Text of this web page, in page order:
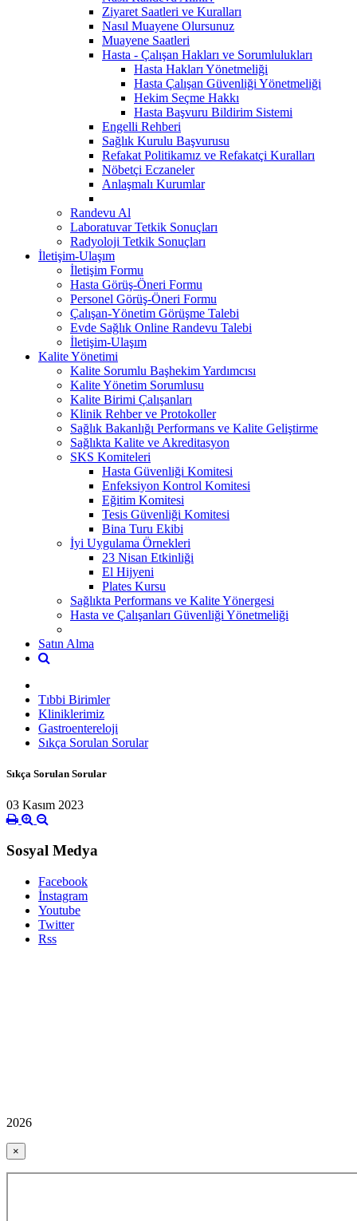
Ziyaret Saatleri ve Kuralları
Nasıl Muayene Olursunuz
Muayene Saatleri
Hasta - Çalışan Hakları ve Sorumlulukları
Hasta Hakları Yönetmeliği
Hasta Çalışan Güvenliği Yönetmeliği
Hekim Seçme Hakkı
Hasta Başvuru Bildirim Sistemi
Engelli Rehberi
Sağlık Kurulu Başvurusu
Refakat Politikamız ve Refakatçi Kuralları
Nöbetçi Eczaneler
Anlaşmalı Kurumlar
Randevu Al
Laboratuvar Tetkik Sonuçları
Radyoloji Tetkik Sonuçları
İletişim-Ulaşım
İletişim Formu
Hasta Görüş-Öneri Formu
Personel Görüş-Öneri Formu
Çalışan-Yönetim Görüşme Talebi
Evde Sağlık Online Randevu Talebi
İletişim-Ulaşım
Kalite Yönetimi
Kalite Sorumlu Başhekim Yardımcısı
Kalite Yönetim Sorumlusu
Kalite Birimi Çalışanları
Klinik Rehber ve Protokoller
Sağlık Bakanlığı Performans ve Kalite Geliştirme
Sağlıkta Kalite ve Akreditasyon
SKS Komiteleri
Hasta Güvenliği Komitesi
Enfeksiyon Kontrol Komitesi
Eğitim Komitesi
Tesis Güvenliği Komitesi
Bina Turu Ekibi
İyi Uygulama Örnekleri
23 Nisan Etkinliği
El Hijyeni
Plates Kursu
Sağlıkta Performans ve Kalite Yönergesi
Hasta ve Çalışanları Güvenliği Yönetmeliği
Satın Alma
Tıbbi Birimler
Kliniklerimiz
Gastroentereloji
Sıkça Sorulan Sorular
Sıkça Sorulan Sorular
03 Kasım 2023
Sosyal Medya
Facebook
İnstagram
Youtube
Twitter
Rss
2026
×